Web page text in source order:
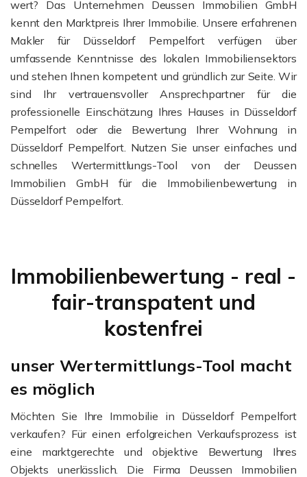
wert? Das Unternehmen Deussen Immobilien GmbH
kennt den Marktpreis Ihrer Immobilie. Unsere erfahrenen
Makler für Düsseldorf Pempelfort verfügen über
umfassende Kenntnisse des lokalen Immobiliensektors
und stehen Ihnen kompetent und gründlich zur Seite. Wir
sind Ihr vertrauensvoller Ansprechpartner für die
professionelle Einschätzung Ihres Hauses in Düsseldorf
Pempelfort oder die Bewertung Ihrer Wohnung in
Düsseldorf Pempelfort. Nutzen Sie unser einfaches und
schnelles Wertermittlungs-Tool von der Deussen
Immobilien GmbH für die Immobilienbewertung in
Düsseldorf Pempelfort.
Immobilienbewertung - real -
fair-transpatent und
kostenfrei
unser Wertermittlungs-Tool macht
es möglich
Möchten Sie Ihre Immobilie in Düsseldorf Pempelfort
verkaufen? Für einen erfolgreichen Verkaufsprozess ist
eine marktgerechte und objektive Bewertung Ihres
Objekts unerlässlich. Die Firma Deussen Immobilien